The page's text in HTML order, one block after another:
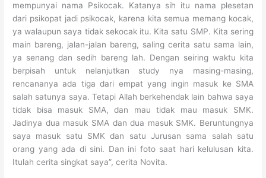
mempunyai nama Psikocak. Katanya sih itu nama plesetan
dari psikopat jadi psikocak, karena kita semua memang kocak,
ya walaupun saya tidak sekocak itu. Kita satu SMP. Kita sering
main bareng, jalan-jalan bareng, saling cerita satu sama lain,
ya senang dan sedih bareng lah. Dengan seiring waktu kita
berpisah untuk nelanjutkan study nya masing-masing,
rencananya ada tiga dari empat yang ingin masuk ke SMA
salah satunya saya. Tetapi Allah berkehendak lain bahwa saya
tidak bisa masuk SMA, dan mau tidak mau masuk SMK.
Jadinya dua masuk SMA dan dua masuk SMK. Beruntungnya
saya masuk satu SMK dan satu Jurusan sama salah satu
orang yang ada di sini. Dan ini foto saat hari kelulusan kita.
Itulah cerita singkat saya”, cerita Novita.